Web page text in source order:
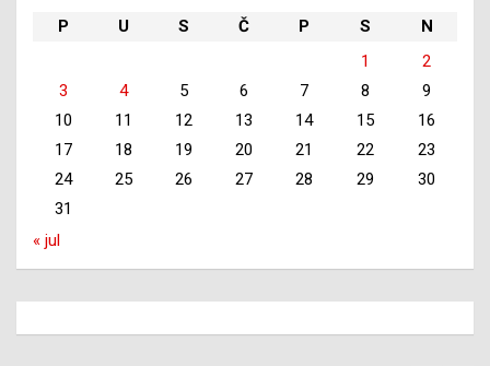
P
U S Č P S
N
1
2
3
4 5 6 7 8
9
10
11 12 13 14 15
16
17
18 19 20 21 22
23
24
25 26 27 28 29
30
31
« jul